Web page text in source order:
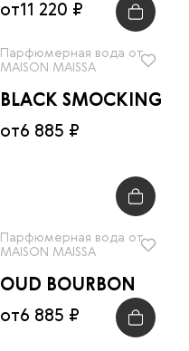
от11 220 ₽
Парфюмерная вода от
MAISON MAISSA
BLACK SMOCKING
от6 885 ₽
Парфюмерная вода от
MAISON MAISSA
OUD BOURBON
от6 885 ₽